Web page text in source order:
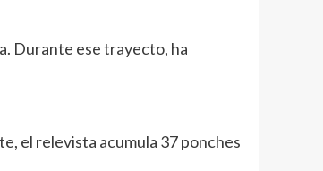
Durante ese trayecto, ha
el relevista acumula 37 ponches